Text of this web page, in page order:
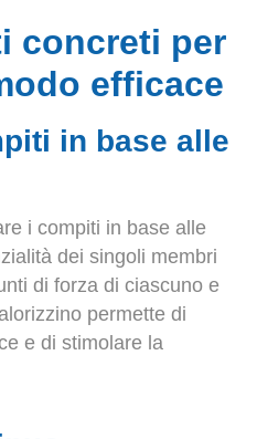
concreti per
efficace
in base alle
i compiti in base alle
dei singoli membri
di forza di ciascuno e
permette di
e di stimolare la